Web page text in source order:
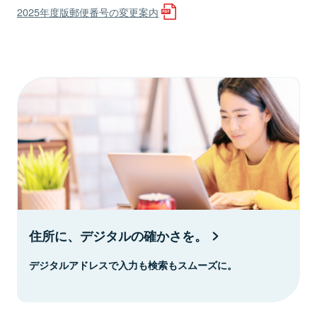
2025年度版郵便番号の変更案内
住所に、デジタルの確かさを。
デジタルアドレスで入力も検索もスムーズに。